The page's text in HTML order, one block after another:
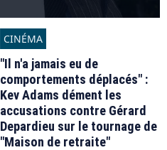
CINÉMA
"Il n'a jamais eu de
comportements déplacés" :
Kev Adams dément les
accusations contre Gérard
Depardieu sur le tournage de
"Maison de retraite"